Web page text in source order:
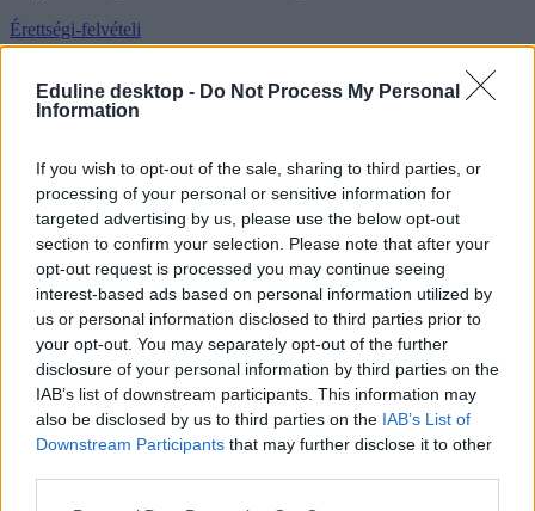
Eduline desktop - Do Not Process My Personal
Information
If you wish to opt-out of the sale, sharing to third parties, or
processing of your personal or sensitive information for
targeted advertising by us, please use the below opt-out
section to confirm your selection. Please note that after your
opt-out request is processed you may continue seeing
interest-based ads based on personal information utilized by
us or personal information disclosed to third parties prior to
your opt-out. You may separately opt-out of the further
disclosure of your personal information by third parties on the
IAB’s list of downstream participants. This information may
also be disclosed by us to third parties on the IAB’s List of
Downstream Participants that may further disclose it to other
Érettségi-felvételi
Rodler Lili
Sokkal többen jelölték meg ezt a szakot a
Dunaújvárosi Egyetemen állami ösztöndíjas
formában, mégis csak az önköltséges képzés indult el
Hiába jelölték meg nagyságrendekkel többen az állami ösztöndíjas
kommunikáció és médiatudomány szakot a Dunaújvárosi
Egyetemen (DUE), mégis csak az önköltséges szakot indult el – írta
egy felvételiző az Eduline-nak.
Érettségi-felvételi
Kurucz-Gáspár Tünde